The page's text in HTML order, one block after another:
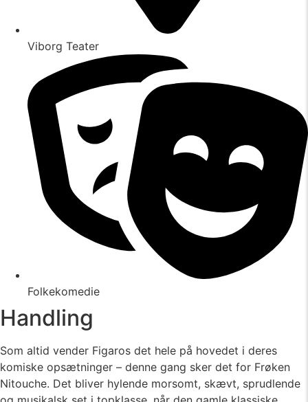
Viborg Teater
Folkekomedie
Handling
Som altid vender Figaros det hele på hovedet i deres
komiske opsætninger – denne gang sker det for Frøken
Nitouche. Det bliver hylende morsomt, skævt, sprudlende